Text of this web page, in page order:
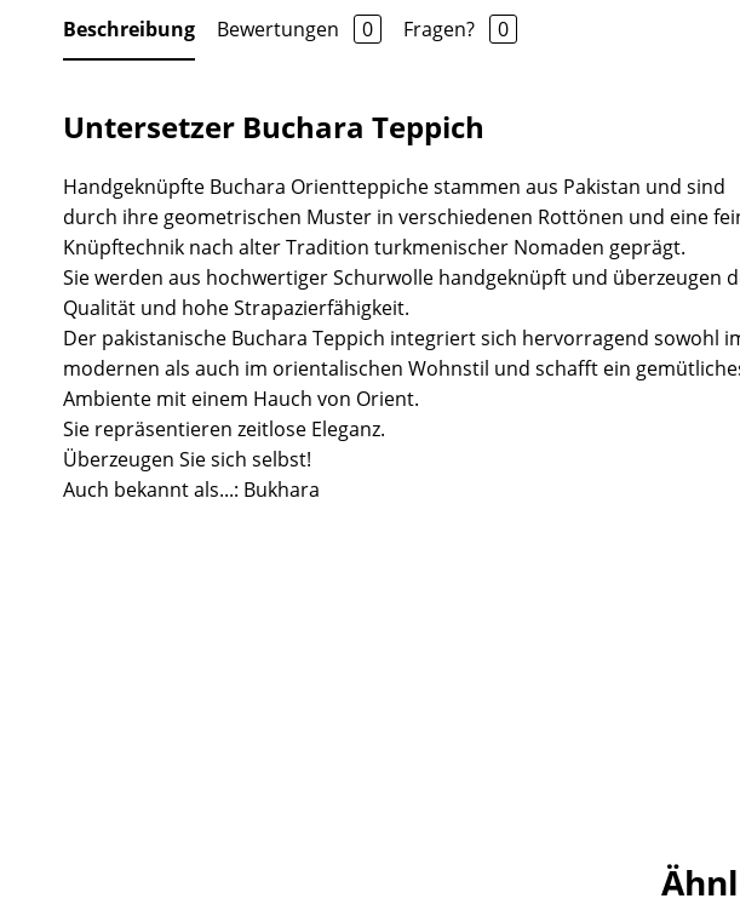
Beschreibung Bewertungen 0 Fragen? 0
Untersetzer Buchara Teppich
Handgeknüpfte Buchara Orientteppiche stammen aus Pakistan und sind
durch ihre geometrischen Muster in verschiedenen Rottönen und eine
Knüpftechnik nach alter Tradition turkmenischer Nomaden geprägt.
Sie werden aus hochwertiger Schurwolle handgeknüpft und überzeugen
Qualität und hohe Strapazierfähigkeit.
Der pakistanische Buchara Teppich integriert sich hervorragend sowohl
modernen als auch im orientalischen Wohnstil und schafft ein
Ambiente mit einem Hauch von Orient.
Sie repräsentieren zeitlose Eleganz.
Überzeugen Sie sich selbst!
Auch bekannt als...: Bukhara